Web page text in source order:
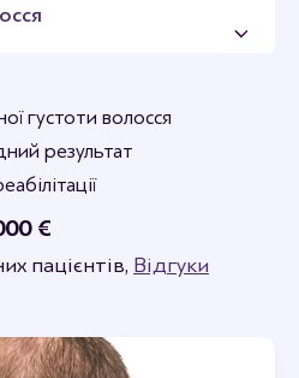
густоти волосся
результат
€
пацієнтів, Відгуки